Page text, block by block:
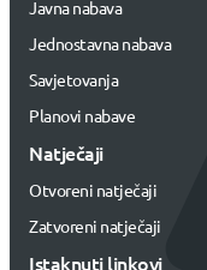
Javna nabava
Jednostavna nabava
Savjetovanja
Planovi nabave
Natječaji
Otvoreni natječaji
Zatvoreni natječaji
Istaknuti linkovi